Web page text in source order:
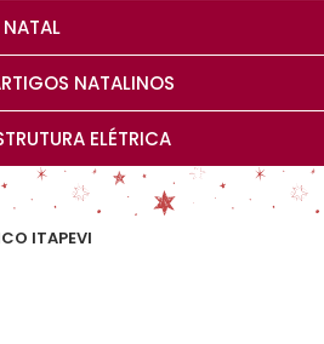
NATALINOS
ELÉTRICA
ITAPEVI